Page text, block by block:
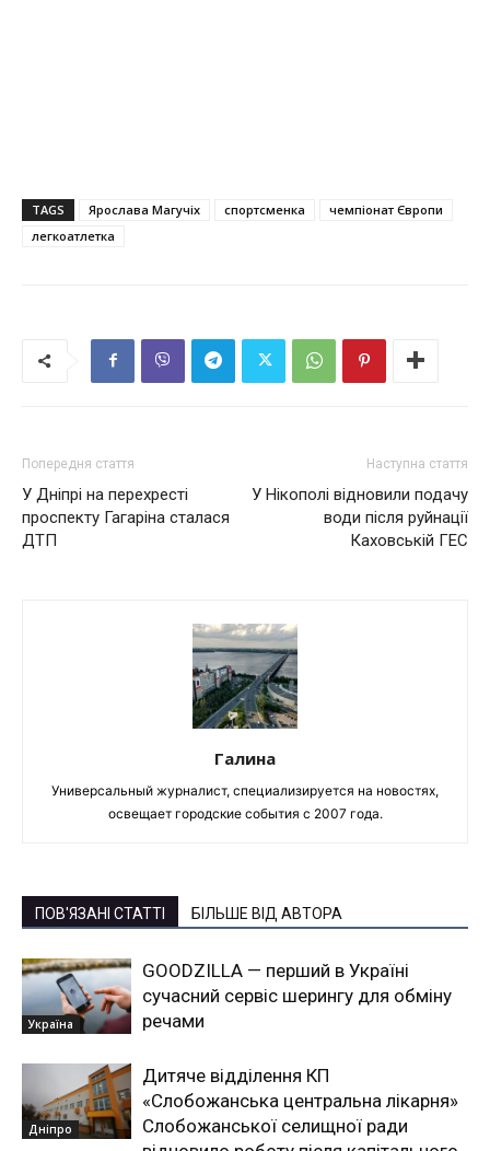
TAGS Ярослава Магучіх спортсменка
чемпіонат Європи
легкоатлетка
Попередня стаття
У Дніпрі на перехресті
проспекту Гагаріна сталася
ДТП
Наступна стаття
У Нікополі відновили подачу
води після руйнації
Каховській ГЕС
Галина
Универсальный журналист, специализируется на новостях,
освещает городские события с 2007 года.
ПОВ'ЯЗАНІ СТАТТІ БІЛЬШЕ ВІД АВТОРА
Україна
GOODZILLA — перший в Україні
сучасний сервіс шерингу для обміну
речами
Дніпро
Дитяче відділення КП
«Слобожанська центральна лікарня»
Слобожанської селищної ради